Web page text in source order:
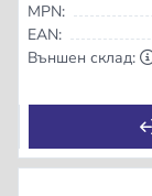
MPN:
EAN:
Външен склад: